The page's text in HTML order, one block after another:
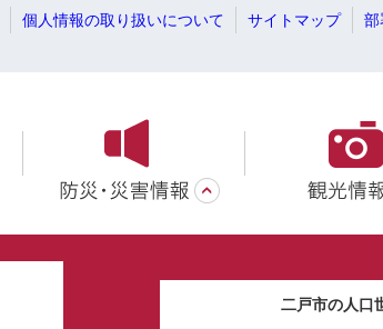
個人情報の取り扱いについて サイトマップ 部
二戸市の人口